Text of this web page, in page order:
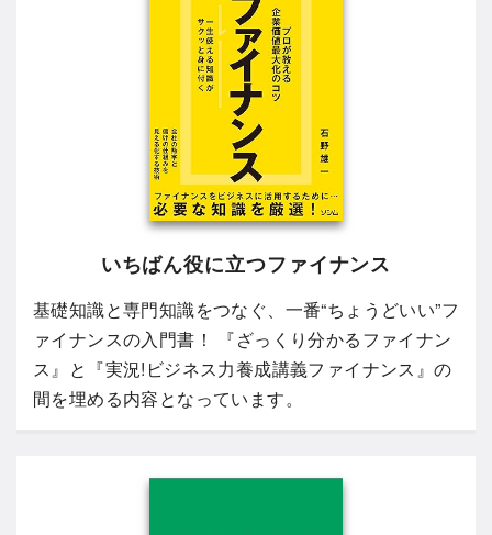
いちばん役に立つファイナンス
基礎知識と専門知識をつなぐ、一番“ちょうどいい”フ
ァイナンスの入門書！ 『ざっくり分かるファイナン
ス』と『実況!ビジネス力養成講義ファイナンス』の
間を埋める内容となっています。